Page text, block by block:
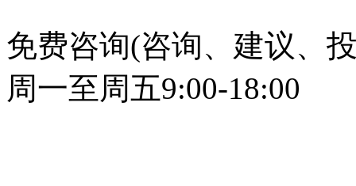
免费咨询(咨询、建议、
周一至周五9:00-18:00